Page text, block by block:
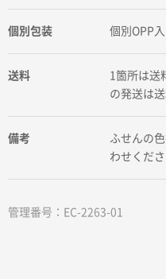
個別包装 個別OPP入
送料
1箇所は
の発送は
備考
ふせんの
わせくださ
管理番号：EC-2263-01